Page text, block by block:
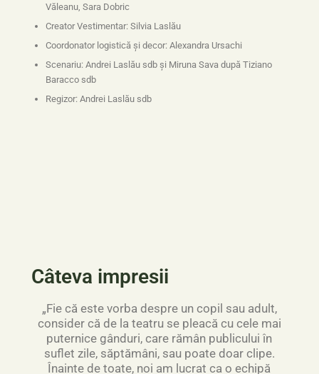
Văleanu, Sara Dobric
Creator Vestimentar: Silvia Laslău
Coordonator logistică și decor: Alexandra Ursachi
Scenariu: Andrei Laslău sdb și Miruna Sava după Tiziano
Baracco sdb
Regizor: Andrei Laslău sdb
Câteva impresii
„Fie că este vorba despre un copil sau adult,
consider că de la teatru se pleacă cu cele mai
puternice gânduri, care rămân publicului în
suflet zile, săptămâni, sau poate doar clipe.
Înainte de toate, noi am lucrat ca o echipă